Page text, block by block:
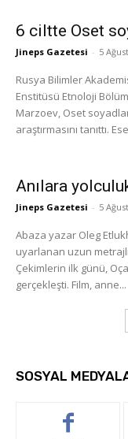
6 ciltte Oset
Jineps Gazetesi - 5
Rusya Bilimler
Enstitüsü Etnoloji
Marzoev, Oset
araştırmasını tanıttı.
Anılara
Jineps Gazetesi - 5
Abaza yazar Oleg
uyarlanan uzun
Çekimlerin ilk günü,
gerçekleşti. Film, anne...
SOSYAL